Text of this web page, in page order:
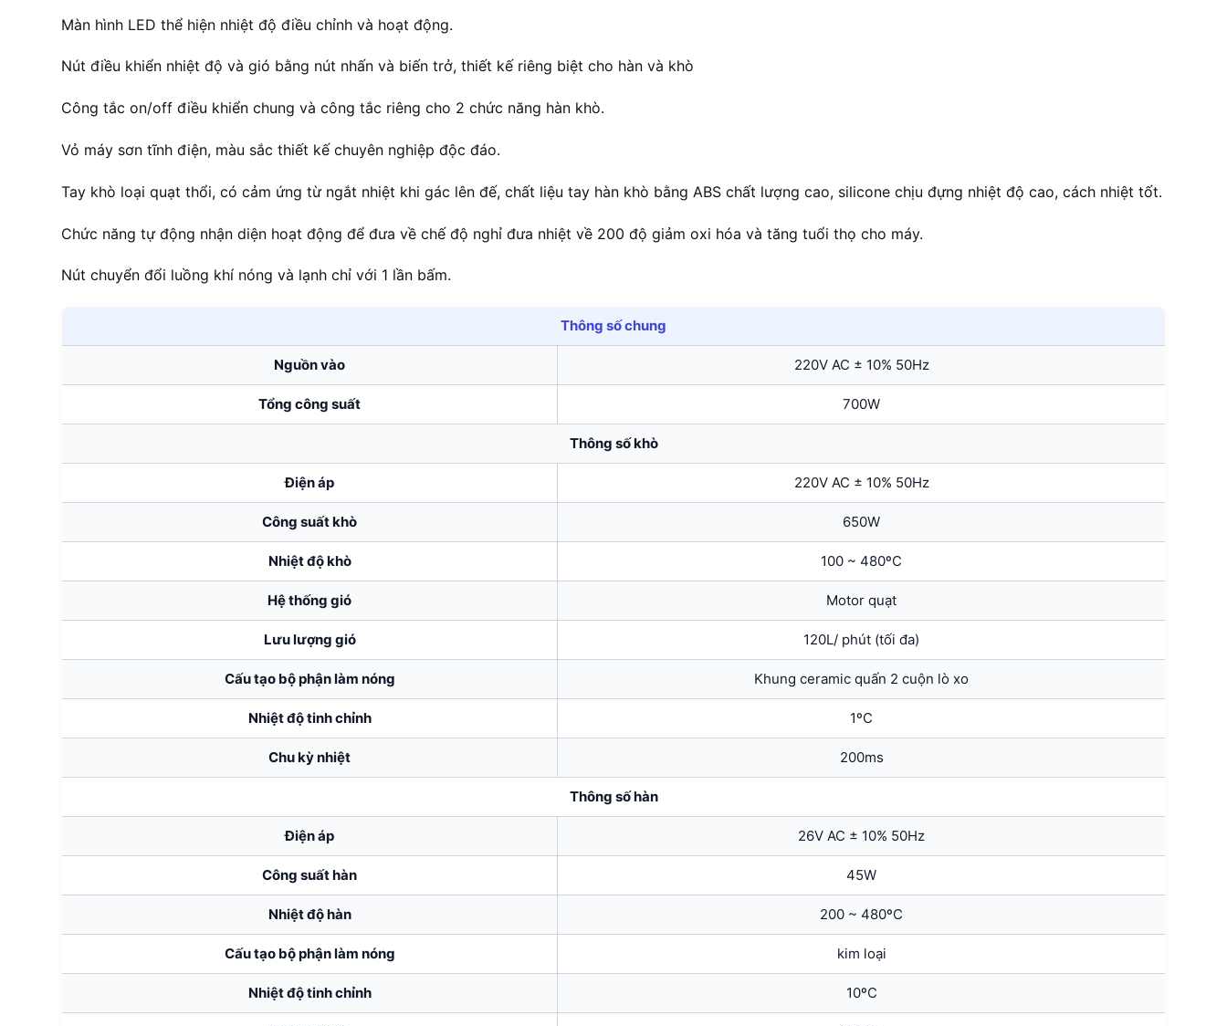
Màn hình LED thể hiện nhiệt độ điều chỉnh và hoạt động.
Nút điều khiển nhiệt độ và gió bằng nút nhấn và biến trở, thiết kế riêng biệt cho hàn và khò
Công tắc on/off điều khiển chung và công tắc riêng cho 2 chức năng hàn khò.
Vỏ máy sơn tĩnh điện, màu sắc thiết kế chuyên nghiệp độc đáo.
Tay khò loại quạt thổi, có cảm ứng từ ngắt nhiệt khi gác lên đế, chất liệu tay hàn khò bằng ABS chất lượng cao, silicone chịu đựng nhiệt độ cao, cách nhiệt tốt.
Chức năng tự động nhận diện hoạt động để đưa về chế độ nghỉ đưa nhiệt về 200 độ giảm oxi hóa và tăng tuổi thọ cho máy.
Nút chuyển đổi luồng khí nóng và lạnh chỉ với 1 lần bấm.
Thông số chung
Nguồn vào 220V AC ± 10% 50Hz
Tổng công suất 700W
Thông số khò
Điện áp 220V AC ± 10% 50Hz
Công suất khò 650W
Nhiệt độ khò 100 ~ 480ºC
Hệ thống gió Motor quạt
Lưu lượng gió 120L/ phút (tối đa)
Cấu tạo bộ phận làm nóng Khung ceramic quấn 2 cuộn lò xo
Nhiệt độ tinh chỉnh 1ºC
Chu kỳ nhiệt 200ms
Thông số hàn
Điện áp 26V AC ± 10% 50Hz
Công suất hàn 45W
Nhiệt độ hàn 200 ~ 480ºC
Cấu tạo bộ phận làm nóng kim loại
Nhiệt độ tinh chỉnh 10ºC